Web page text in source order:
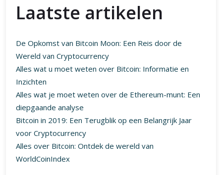
Laatste artikelen
De Opkomst van Bitcoin Moon: Een Reis door de
Wereld van Cryptocurrency
Alles wat u moet weten over Bitcoin: Informatie en
Inzichten
Alles wat je moet weten over de Ethereum-munt: Een
diepgaande analyse
Bitcoin in 2019: Een Terugblik op een Belangrijk Jaar
voor Cryptocurrency
Alles over Bitcoin: Ontdek de wereld van
WorldCoinIndex